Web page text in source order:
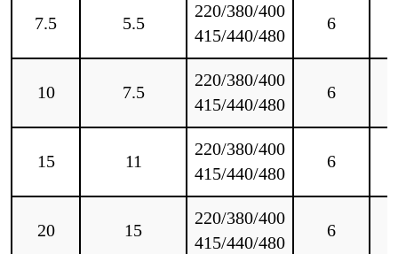
7.5 5.5
220/380/400
415/440/480
6
10 7.5
220/380/400
415/440/480
6
15 11
220/380/400
415/440/480
6
20 15
220/380/400
415/440/480
6